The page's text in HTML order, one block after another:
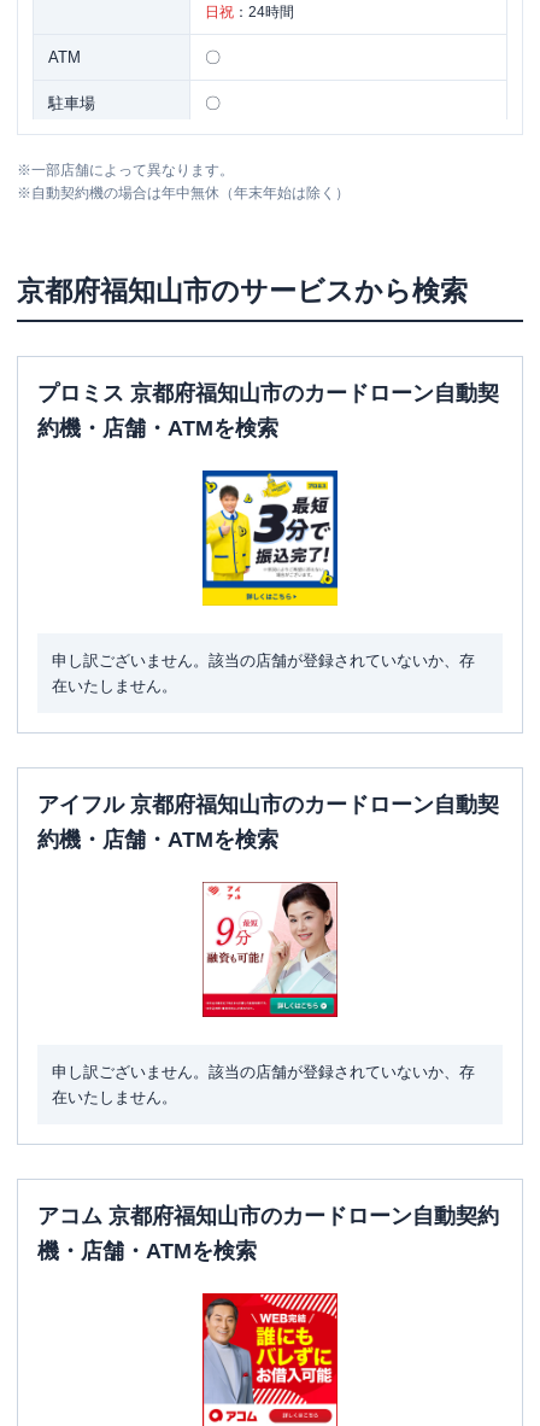
日祝 ： 24時間
ATM 〇
駐車場 〇
住所
ミックビル１Ｆ
※一部店舗によって異なります。
※自動契約機の場合は年中無休（年末年始は除く）
京都府福知山市のサービスから検索
プロミス 京都府福知山市のカードローン自動契
約機・店舗・ATMを検索
申し訳ございません。該当の店舗が登録されていないか、存
在いたしません。
アイフル 京都府福知山市のカードローン自動契
約機・店舗・ATMを検索
申し訳ございません。該当の店舗が登録されていないか、存
在いたしません。
アコム 京都府福知山市のカードローン自動契約
機・店舗・ATMを検索